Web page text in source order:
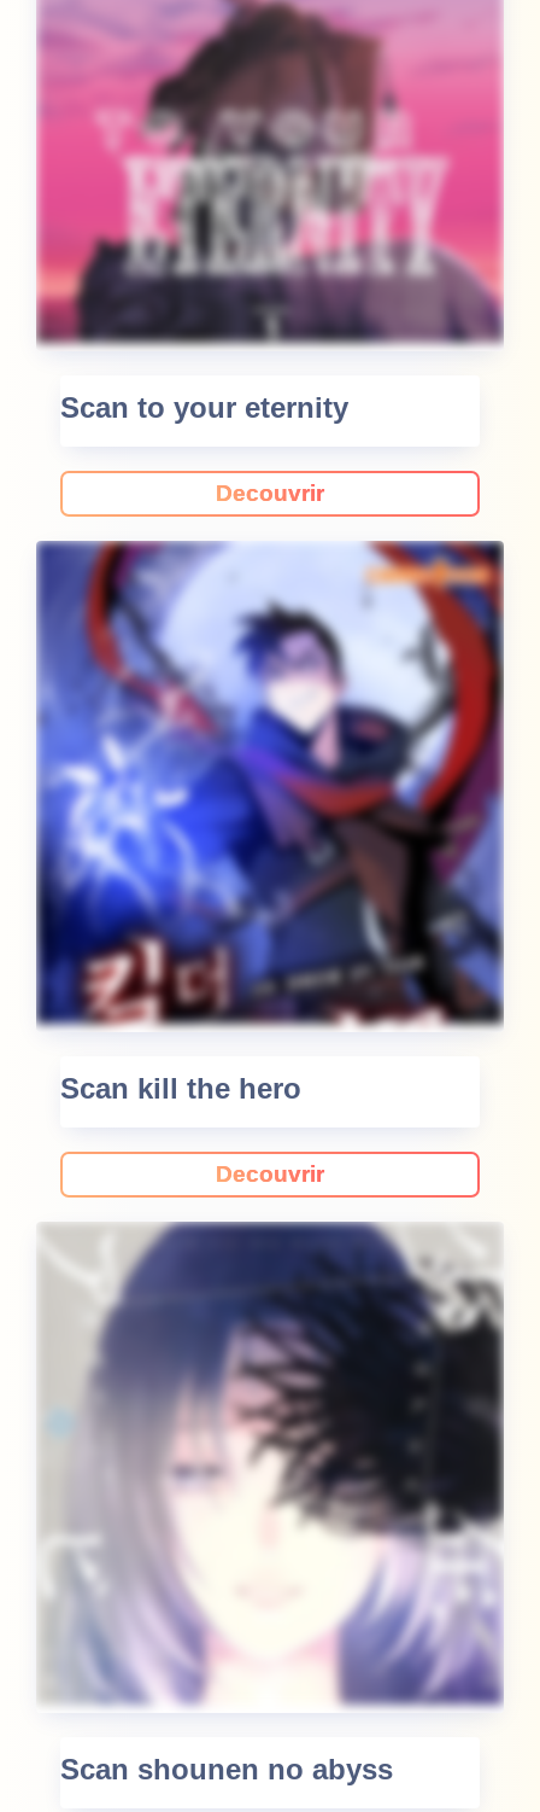
Scan to your eternity
Decouvrir
Scan kill the hero
Decouvrir
Scan shounen no abyss